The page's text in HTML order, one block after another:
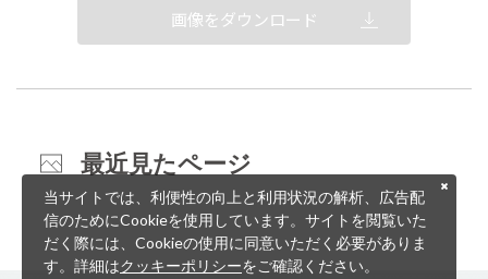
画像をダウンロード
最近見たページ
当サイトでは、利便性の向上と利用状況の解析、広告配
信のためにCookieを使用しています。サイトを閲覧いた
だく際には、Cookieの使用に同意いただく必要がありま
す。詳細はクッキーポリシーをご確認ください。